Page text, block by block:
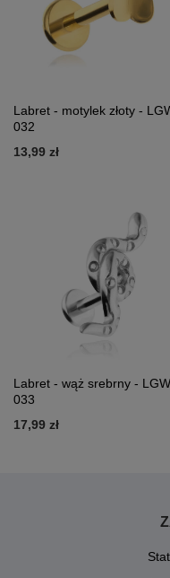
Labret - motylek złoty -
032
13,99 zł
Labret - wąż srebrny -
033
17,99 zł